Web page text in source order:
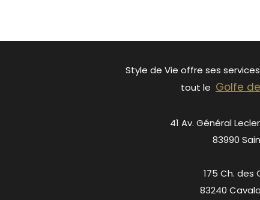
Style de Vie offre ses
tout le Golfe
41 Av. Général
83990
175 Ch. des
83240